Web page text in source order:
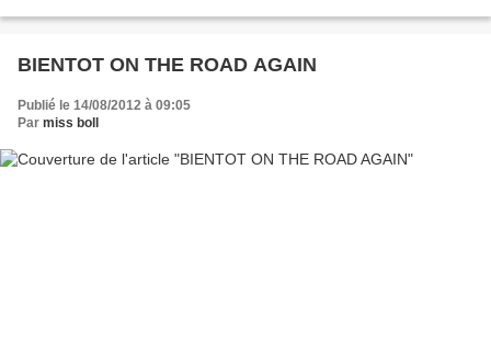
BIENTOT ON THE ROAD AGAIN
Publié le 14/08/2012 à 09:05
Par miss boll